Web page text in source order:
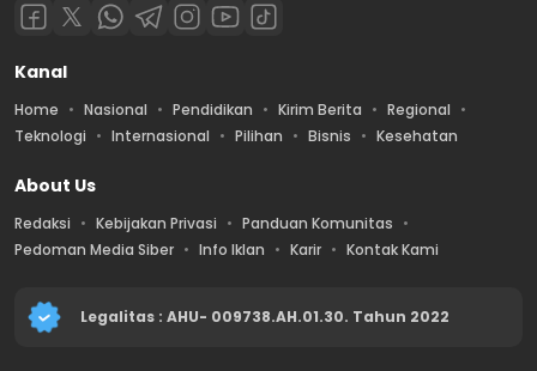
Kanal
Home Nasional Pendidikan Kirim Berita
Regional
Teknologi
Internasional Pilihan Bisnis Kesehatan
About Us
Redaksi Kebijakan Privasi
Panduan Komunitas
Pedoman Media Siber
Info Iklan Karir Kontak Kami
Legalitas : AHU- 009738.AH.01.30. Tahun 2022